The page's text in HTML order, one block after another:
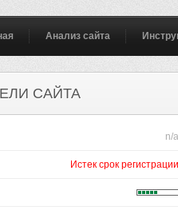
Анализ сайта
САЙТА
n/a
Истек срок регистрации